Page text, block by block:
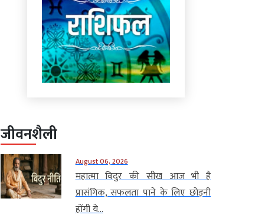
जीवनशैली
August 06, 2026
महात्मा विदुर की सीख आज भी है
प्रासंगिक, सफलता पाने के लिए छोड़नी
होंगी ये...